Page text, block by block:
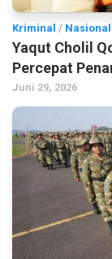
Kriminal / Nasional
Yaqut Cholil
Percepat
Juni 29, 2026